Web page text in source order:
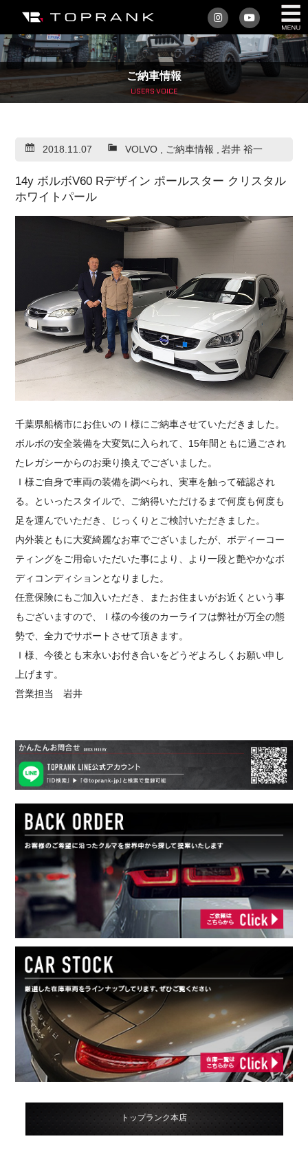
私たちについて
車を買う
アフターサービス
車を売る
店舗/スタッフ情報
インフォメーション
トップランク・マガジン
採用情報
ご納車情報
USERS VOICE
2018.11.07 VOLVO, ご納車情報 ,岩井 裕一
14y ボルボV60 Rデザイン ポールスター クリスタル
ホワイトパール
千葉県船橋市にお住いのＩ様にご納車させていただきました。
ボルボの安全装備を大変気に入られて、15年間ともに過ごされ
たレガシーからのお乗り換えでございました。
Ｉ様ご自身で車両の装備を調べられ、実車を触って確認され
る。といったスタイルで、ご納得いただけるまで何度も何度も
足を運んでいただき、じっくりとご検討いただきました。
内外装ともに大変綺麗なお車でございましたが、ボディーコー
ティングをご用命いただいた事により、より一段と艶やかなボ
ディコンディションとなりました。
任意保険にもご加入いただき、またお住まいがお近くという事
もございますので、Ｉ様の今後のカーライフは弊社が万全の態
勢で、全力でサポートさせて頂きます。
Ｉ様、今後とも末永いお付き合いをどうぞよろしくお願い申し
上げます。
営業担当 岩井
トップランク本店